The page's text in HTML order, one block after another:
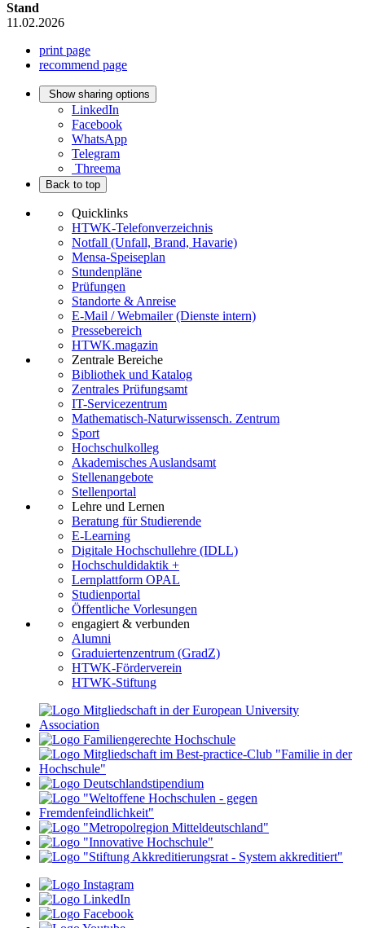
Stand
11.02.2026
print page
recommend page
Show sharing options
LinkedIn
Facebook
WhatsApp
Telegram
Threema
Back to top
Quicklinks
HTWK-Telefonverzeichnis
Notfall (Unfall, Brand, Havarie)
Mensa-Speiseplan
Stundenpläne
Prüfungen
Standorte & Anreise
E-Mail / Webmailer (Dienste intern)
Pressebereich
HTWK.magazin
Zentrale Bereiche
Bibliothek und Katalog
Zentrales Prüfungsamt
IT-Servicezentrum
Mathematisch-Naturwissensch. Zentrum
Sport
Hochschulkolleg
Akademisches Auslandsamt
Stellenangebote
Stellenportal
Lehre und Lernen
Beratung für Studierende
E-Learning
Digitale Hochschullehre (IDLL)
Hochschuldidaktik +
Lernplattform OPAL
Studienportal
Öffentliche Vorlesungen
engagiert & verbunden
Alumni
Graduiertenzentrum (GradZ)
HTWK-Förderverein
HTWK-Stiftung